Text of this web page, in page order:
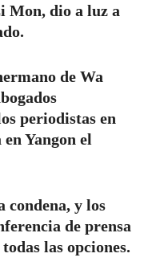
Mon, dio a luz a
de Wa
periodistas en
Yangon el
condena, y los
de prensa
las opciones.